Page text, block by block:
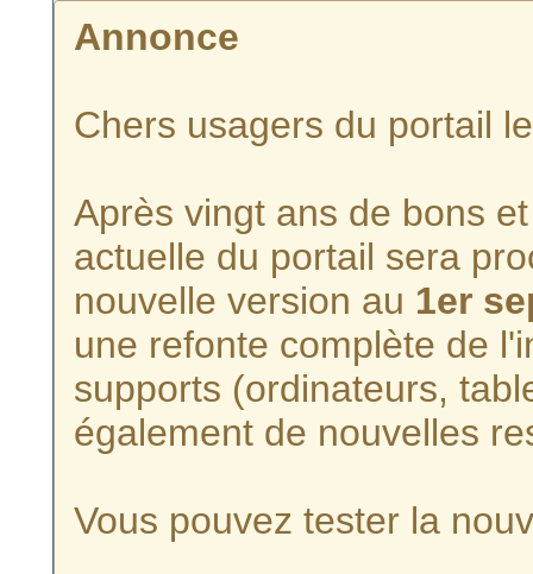
Annonce
Chers usagers du portail
Après vingt ans de bons
actuelle du portail sera
nouvelle version au 1er
une refonte complète de
supports (ordinateurs,
également de nouvelles
Vous pouvez tester la